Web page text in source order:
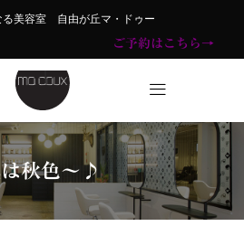
る美容室 自由が丘マ・ドゥー
ご予約はこちら→
秋色～♪